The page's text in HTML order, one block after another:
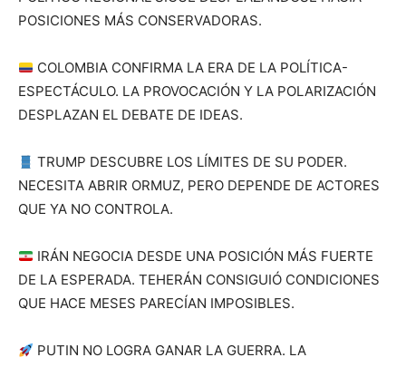
POSICIONES MÁS CONSERVADORAS.
COLOMBIA CONFIRMA LA ERA DE LA POLÍTICA-
ESPECTÁCULO. LA PROVOCACIÓN Y LA POLARIZACIÓN
DESPLAZAN EL DEBATE DE IDEAS.
TRUMP DESCUBRE LOS LÍMITES DE SU PODER.
NECESITA ABRIR ORMUZ, PERO DEPENDE DE ACTORES
QUE YA NO CONTROLA.
IRÁN NEGOCIA DESDE UNA POSICIÓN MÁS FUERTE
DE LA ESPERADA. TEHERÁN CONSIGUIÓ CONDICIONES
QUE HACE MESES PARECÍAN IMPOSIBLES.
PUTIN NO LOGRA GANAR LA GUERRA. LA